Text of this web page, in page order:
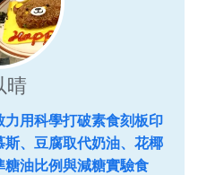
晴
用科學打破素食刻板印
、豆腐取代奶油、花椰
油比例與減糖實驗食